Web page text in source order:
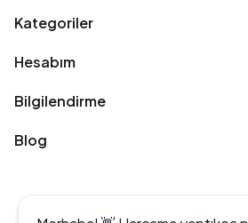
Kategoriler
Hesabım
Bilgilendirme
Blog